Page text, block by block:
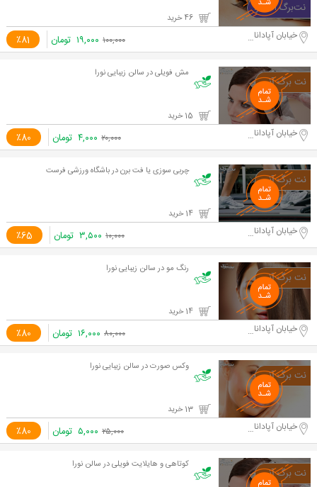
٪81 خیابان آپادانا دوم ۱۰۰,۰۰۰ ۱۹,۰۰۰ تومان
مش فویلی در سالن زیبایی نورا
٪80 خیابان آپادانا دوم ۲۰,۰۰۰ ۴,۰۰۰ تومان
چربی سوزی یا فت برن در باشگاه ورزشی فرست
٪65 خیابان آپادانا دوم ۱۰,۰۰۰ ۳,۵۰۰ تومان
رنگ مو در سالن زیبایی نورا
٪80 خیابان آپادانا دوم ۸۰,۰۰۰ ۱۶,۰۰۰ تومان
وکس صورت در سالن زیبایی نورا
٪80 خیابان آپادانا دوم ۲۵,۰۰۰ ۵,۰۰۰ تومان
کوتاهی و هایلایت فویلی در سالن نورا